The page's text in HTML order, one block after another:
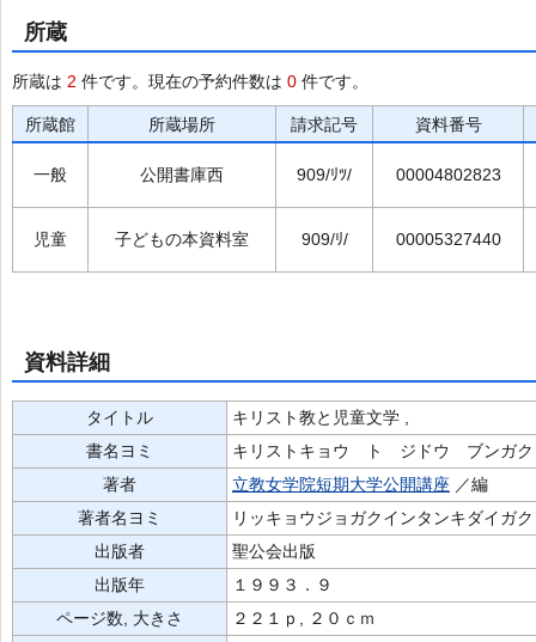
所蔵
所蔵は 2 件です。現在の予約件数は 0 件です。
所蔵館 所蔵場所 請求記号 資料番号
一般 公開書庫西 909/ﾘﾂ/ 00004802823
児童 子どもの本資料室 909/ﾘ/ 00005327440
資料詳細
タイトル
キリスト教と児童文学 ,
書名ヨミ
キリストキョウ ト ジドウ ブンガク
著者
立教女学院短期大学公開講座 ／編
著者名ヨミ
リッキョウジョガクインタンキダイガク
出版者
聖公会出版
出版年
１９９３．９
ページ数, 大きさ
２２１ｐ, ２０ｃｍ